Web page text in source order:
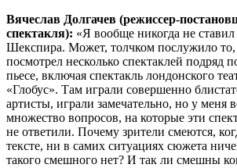
Вячеслав Долгачев (режиссер-
спектакля): «Я вообще никогда не ставил
Шекспира. Может, толчком послужило то,
посмотрел несколько спектаклей подряд
пьесе, включая спектакль лондонского
«Глобус». Там играли совершенно
артисты, играли замечательно, но у меня
множество вопросов, на которые эти
не ответили. Почему зрители смеются,
тексте, ни в самих ситуациях сюжета
такого смешного нет? И так ли смешны